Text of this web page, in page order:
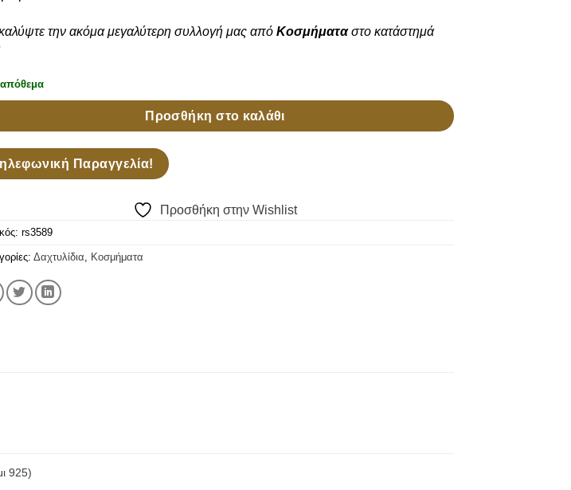
την ακόμα μεγαλύτερη συλλογή μας από Κοσμήματαστο κατάστημά
Προσθήκη στο καλάθι
Παραγγελία!
Προσθήκη στην Wishlist
rs3589
Δαχτυλίδια Κοσμήματα
925)